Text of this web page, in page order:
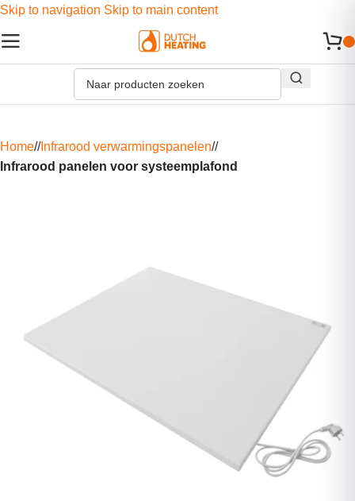
Skip to navigation Skip to main content
Home/ Infrarood verwarmingspanelen/
Infrarood panelen voor systeemplafond